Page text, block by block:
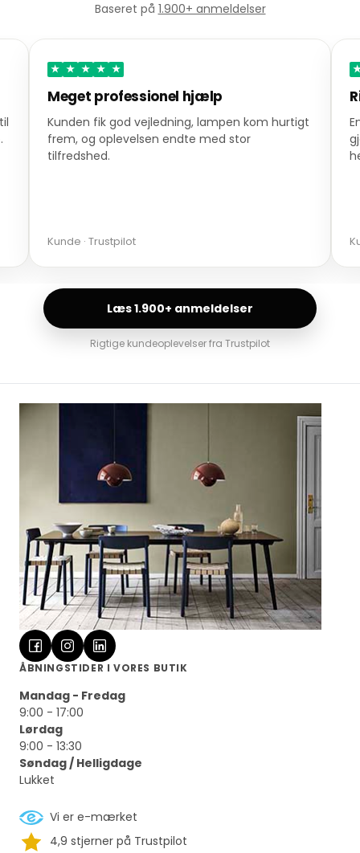
Baseret på 1.900+ anmeldelser
★ ★ ★ ★ ★
Meget professionel hjælp
Kunden fik god vejledning, lampen kom hurtigt
frem, og oplevelsen endte med stor
tilfredshed.
Kunde · Trustpilot
Læs 1.900+ anmeldelser
Rigtige kundeoplevelser fra Trustpilot
ÅBNINGSTIDER I VORES BUTIK
Mandag - Fredag
9:00 - 17:00
Lørdag
9:00 - 13:30
Søndag / Helligdage
Lukket
Vi er e-mærket
4,9 stjerner på Trustpilot